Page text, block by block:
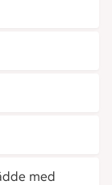
med